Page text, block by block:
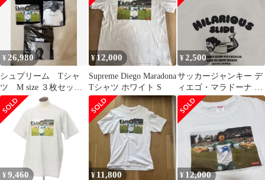
¥26,980
シュプリーム Tシャ
ツ M size ３枚セット
販売 新品未使用
¥12,000
Supreme Diego Maradona
Tシャツ ホワイト S
¥2,500
サッカージャンキー デ
ィエゴ・マラドーナ ス
ライディング Ｔシャツ
¥ 9,460 ¥ 11,800 ¥ 12,000